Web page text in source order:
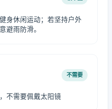
身休闲运动；若坚持户外
避雨防滑。
不需要
不需要佩戴太阳镜